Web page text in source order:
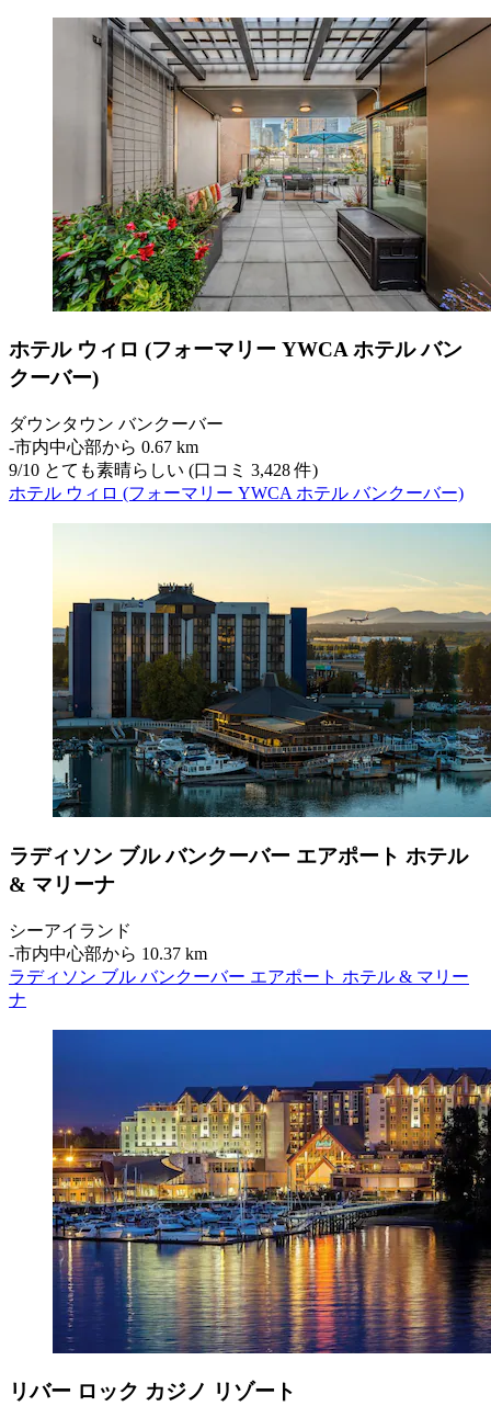
ホテル ウィロ (フォーマリー YWCA ホテル バン
クーバー)
ダウンタウン バンクーバー
‐市内中心部から 0.67 km
9/10 とても素晴らしい (口コミ 3,428 件)
ホテル ウィロ (フォーマリー YWCA ホテル バンクーバー)
ラディソン ブル バンクーバー エアポート ホテル
& マリーナ
シーアイランド
‐市内中心部から 10.37 km
ラディソン ブル バンクーバー エアポート ホテル & マリー
ナ
リバー ロック カジノ リゾート